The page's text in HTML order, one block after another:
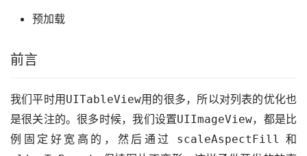
预加载
前言
我们平时用 UITableView用的很多，所以对列表的优化也
是很关注的。很多时候，我们设置UIImageView，都是比
例固定好宽高的，然后通过 scaleAspectFill